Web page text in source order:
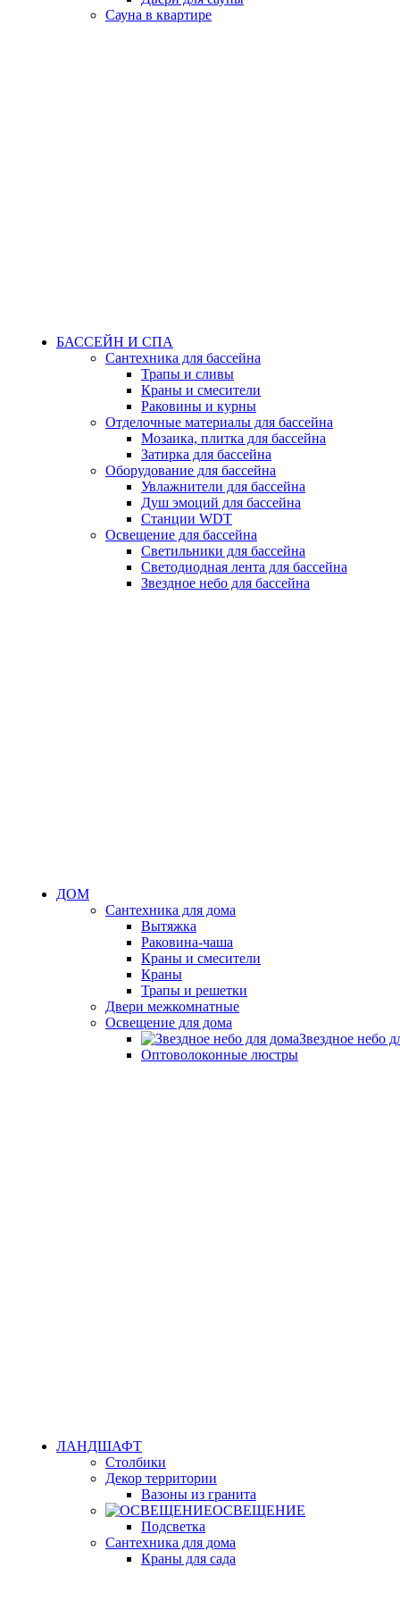
Сауна в квартире
БАССЕЙН И СПА
Сантехника для бассейна
Трапы и сливы
Краны и смесители
Раковины и курны
Отделочные материалы для бассейна
Мозаика, плитка для бассейна
Затирка для бассейна
Оборудование для бассейна
Увлажнители для бассейна
Душ эмоций для бассейна
Станции WDT
Освещение для бассейна
Светильники для бассейна
Светодиодная лента для бассейна
Звездное небо для бассейна
ДОМ
Сантехника для дома
Вытяжка
Раковина-чаша
Краны и смесители
Краны
Трапы и решетки
Двери межкомнатные
Освещение для дома
Звездное небо
Оптоволоконные люстры
ЛАНДШАФТ
Столбики
Декор территории
Вазоны из гранита
ОСВЕЩЕНИЕ
Подсветка
Сантехника для дома
Краны для сада